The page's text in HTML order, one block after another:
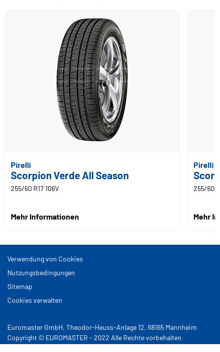
Pirelli
Scorpion Verde All Season
255/60 R17 106V
Mehr Informationen
Pirelli
255/60
Mehr
Verwendung von Cookies
Nutzungsbedingungen
Sitemap
Cookies verwalten
Euromaster GmbH, Theodor-Heuss-Anlage 12, 68165 Mannheim
Copyright © EUROMASTER - 2022 Alle Rechte vorbehalten